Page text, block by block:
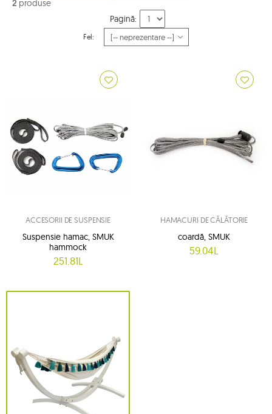
2 produse
Pagină:
Fel:
ACCESORII DE SUSPENSIE
Suspensie hamac, SMUK
hammock
251.81L
HAMACURI DE CĂLĂTORIE
coardă, SMUK
59.04L